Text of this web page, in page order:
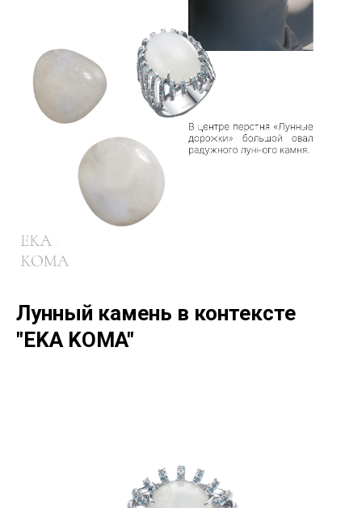
Лунный камень в контексте
"EKA KOMA"